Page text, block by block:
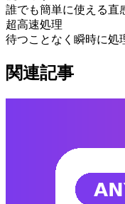
誰でも簡単に使える直
超高速処理
待つことなく瞬時に処
関連記事